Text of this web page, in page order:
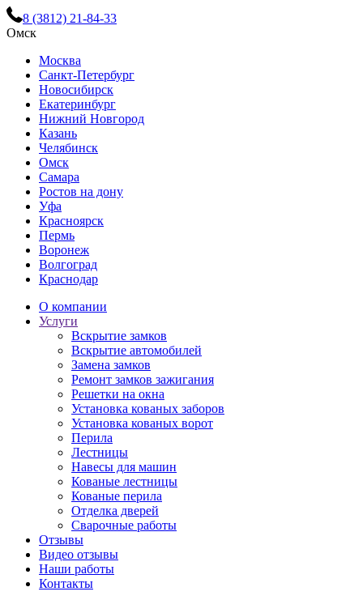
8 (3812) 21-84-33
Омск
Москва
Санкт-Петербург
Новосибирск
Екатеринбург
Нижний Новгород
Казань
Челябинск
Омск
Самара
Ростов на дону
Уфа
Красноярск
Пермь
Воронеж
Волгоград
Краснодар
О компании
Услуги
Вскрытие замков
Вскрытие автомобилей
Замена замков
Ремонт замков зажигания
Решетки на окна
Установка кованых заборов
Установка кованых ворот
Перила
Лестницы
Навесы для машин
Кованые лестницы
Кованые перила
Отделка дверей
Сварочные работы
Отзывы
Видео отзывы
Наши работы
Контакты